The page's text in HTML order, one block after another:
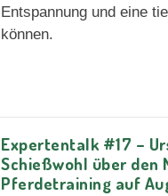
Entspannung und eine
können.
Expertentalk #17 –
Schießwohl über den
Pferdetraining auf